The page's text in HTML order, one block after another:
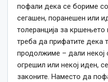
пофали дека се бориме со
сегашен, поранешен или
толеранција за
треба да прифатите дека
продолжиме – дали некој
огрешил или некој иден,
законите. Наместо да